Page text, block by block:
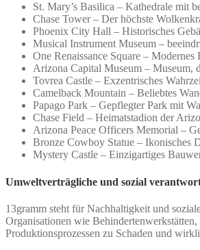
St. Mary’s Basilica – Kathedrale mit
Chase Tower – Der höchste
Phoenix City Hall – Historisches
Musical Instrument Museum –
One Renaissance Square –
Arizona Capital Museum – Museum,
Tovrea Castle – Exzentrisches
Camelback Mountain – Beliebtes
Papago Park – Gepflegter Park mit
Chase Field – Heimatstadion der
Arizona Peace Officers Memorial –
Bronze Cowboy Statue – Ikonisches
Mystery Castle – Einzigartiges
Umweltverträgliche und sozial
13gramm steht für Nachhaltigkeit und
Organisationen wie
Produktionsprozessen zu Schaden und